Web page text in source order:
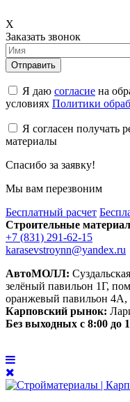
X
Заказать звонок
Отправить
Я даю согласие на
условиях Политики
Я согласен
материалы
Спасибо за заявку!
Мы вам перезвоним
Бесплатный расчет
Строительные
+7 (831) 291-62-15
karasevstroynn@yandex.ru
АвтоМОЛЛ:
зелёный павильон 1Г,
оранжевый павильон 4А,
Карповский рынок:
Без выходных с 8:00 до